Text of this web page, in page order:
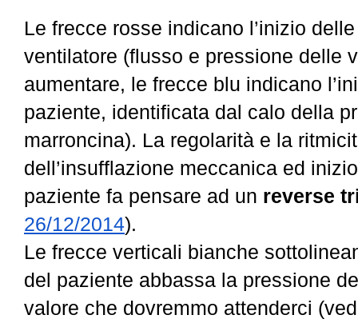
Le frecce rosse indicano l’inizio
ventilatore (flusso e pressione delle
aumentare, le frecce blu indicano
paziente, identificata dal calo della
marroncina). La regolarità e la
dell’insufflazione meccanica ed
paziente fa pensare ad un reverse
26/12/2014).
Le frecce verticali bianche
del paziente abbassa la pressione
valore che dovremmo attenderci